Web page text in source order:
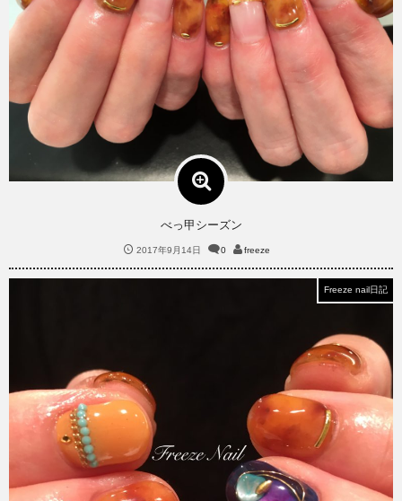
べっ甲シーズン
2017年9月14日 0 freeze
Freeze nail日記